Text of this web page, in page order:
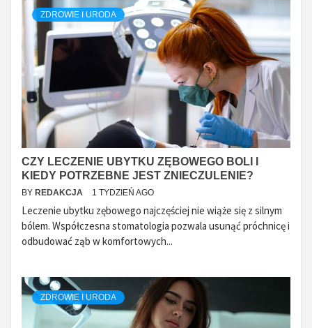
ZDROWIE I URODA
CZY LECZENIE UBYTKU ZĘBOWEGO BOLI I
KIEDY POTRZEBNE JEST ZNIECZULENIE?
BY REDAKCJA 1 TYDZIEŃ AGO
Leczenie ubytku zębowego najczęściej nie wiąże się z silnym
bólem. Współczesna stomatologia pozwala usunąć próchnicę i
odbudować ząb w komfortowych...
ZDROWIE I URODA